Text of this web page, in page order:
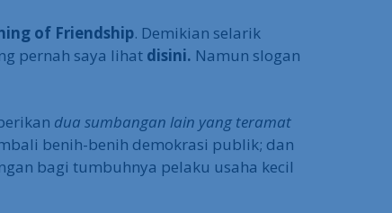
of Friendship. Demikian selarik
pernah saya lihat disini. Namun slogan
dua sumbangan lain yang teramat
benih-benih demokrasi publik; dan
bagi tumbuhnya pelaku usaha kecil